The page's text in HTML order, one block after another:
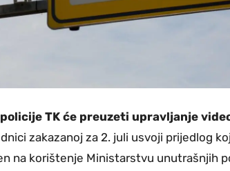
TK će preuzeti upravljanje
zakazanoj za 2. juli usvoji prijedlog
na korištenje Ministarstvu unutrašnjih